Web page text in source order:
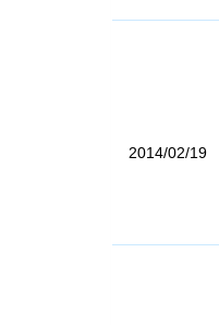
2014/02/19